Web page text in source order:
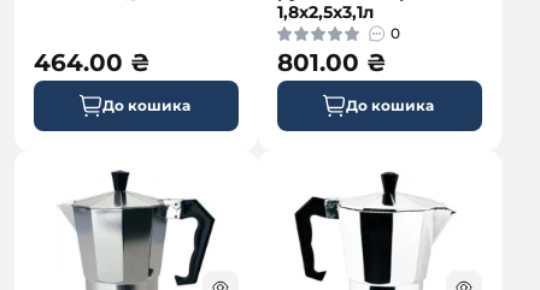
464.00 ₴
До кошика
1,8х2,5х3,1л
0
801.00 ₴
До кошика